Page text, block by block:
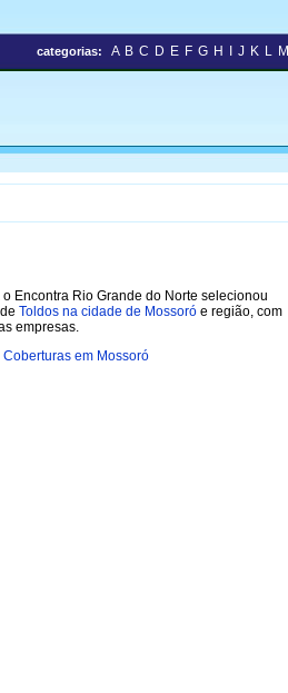
categorias: A B C D E F G H J K L M
Encontra Rio Grande do Norte selecionou
Toldos na cidade de Mossoró e região, com
empresas.
Coberturas em Mossoró